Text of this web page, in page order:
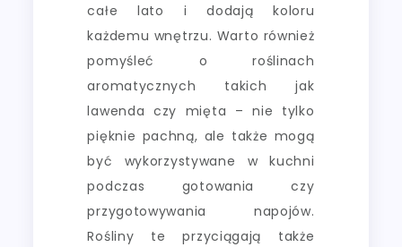
całe lato i dodają koloru
każdemu wnętrzu. Warto również
pomyśleć o roślinach
aromatycznych takich jak
lawenda czy mięta – nie tylko
pięknie pachną, ale także mogą
być wykorzystywane w kuchni
podczas gotowania czy
przygotowywania napojów.
Rośliny te przyciągają także